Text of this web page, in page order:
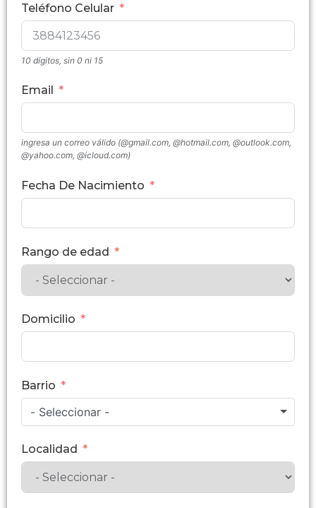
Teléfono Celular
10 dígitos, sin 0 ni 15
Email
ingresa un correo válido (@gmail.com, @hotmail.com, @outlook.com,
@yahoo.com, @icloud.com)
Fecha De Nacimiento
Rango de edad
Domicilio
Barrio
- Seleccionar -
Localidad